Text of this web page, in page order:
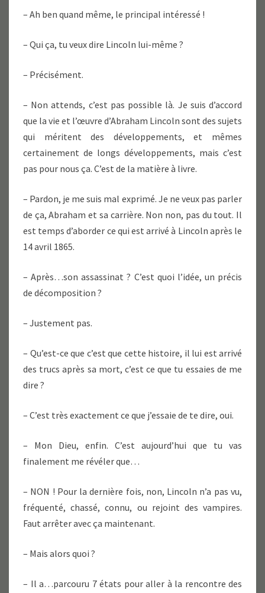
– Ah ben quand même, le principal intéressé !
– Qui ça, tu veux dire Lincoln lui-même ?
– Précisément.
– Non attends, c’est pas possible là. Je suis d’accord
que la vie et l’œuvre d’Abraham Lincoln sont des sujets
qui méritent des développements, et mêmes
certainement de longs développements, mais c’est
pas pour nous ça. C’est de la matière à livre.
– Pardon, je me suis mal exprimé. Je ne veux pas parler
de ça, Abraham et sa carrière. Non non, pas du tout. Il
est temps d’aborder ce qui est arrivé à Lincoln après le
14 avril 1865.
– Après…son assassinat ? C’est quoi l’idée, un précis
de décomposition ?
– Justement pas.
– Qu’est-ce que c’est que cette histoire, il lui est arrivé
des trucs après sa mort, c’est ce que tu essaies de me
dire ?
– C’est très exactement ce que j’essaie de te dire, oui.
– Mon Dieu, enfin. C’est aujourd’hui que tu vas
finalement me révéler que…
– NON ! Pour la dernière fois, non, Lincoln n’a pas vu,
fréquenté, chassé, connu, ou rejoint des vampires.
Faut arrêter avec ça maintenant.
– Mais alors quoi ?
– Il a…parcouru 7 états pour aller à la rencontre des